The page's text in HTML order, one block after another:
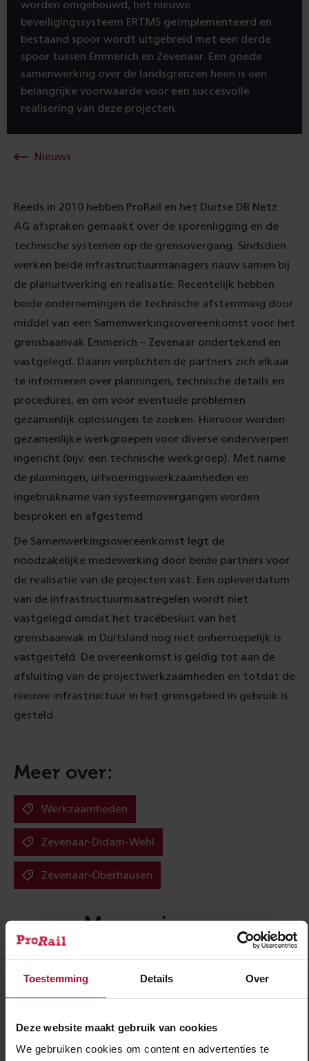
Toestemming Details Over
Deze website maakt gebruik van cookies
We gebruiken cookies om content en advertenties te
worden omgebouwd, het nieuwe
beveiligingssysteem ERTMS geïmplementeerd en
bestaand spoor wordt uitgebreid met een derde
spoor tussen Emmerich en Zevenaar. Een goede
samenwerking over de landsgrenzen heen is een
belangrijke voorwaarde voor een succesvolle
realisering van deze projecten.
Nieuws
Reeds in 2010 hebben ProRail en het Duitse DB Netz
AG afspraken gemaakt over de sporenligging en de
technische systemen op de grensovergang. Sindsdien
werken beide infrastructuurmanagers nauw samen bij
de planuitwerking en realisatie. Recentelijk hebben
beide ondernemingen de technische afstemming door
middel van een Samenwerkingsovereenkomst voor het
grensbaanvak Emmerich – Zevenaar ondertekend en
vastgelegd. Daarin verplichten de partners zich elkaar
te informeren over planningen, technische details en
procedures, en om voor eventuele problemen
gezamenlijk oplossingen te zoeken. Hiervoor worden
gezamenlijke werkgroepen voor diverse onderwerpen
ingericht (bijv. een technische werkgroep). Met name
de planningen, uitvoeringswerkzaamheden en
ingebruikname van systeemovergangen worden
besproken en afgestemd.
De Samenwerkingsovereenkomst legt de
noodzakelijke medewerking door beide partners voor
de realisatie van de projecten vast. Een opleverdatum
van de infrastructuurmaatregelen wordt niet
vastgelegd omdat het tracébesluit van het
grensbaanvak in Duitsland nog niet onherroepelijk is
vastgesteld. De overeenkomst is geldig tot aan de
afsluiting van de projectwerkzaamheden en totdat de
nieuwe infrastructuur in het grensgebied in gebruik is
gesteld.
Meer over:
Werkzaamheden
Zevenaar-Didam-Wehl
Zevenaar-Oberhausen
Meer nieuws